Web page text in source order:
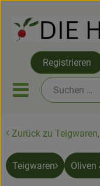
Registrieren
Mobiles
Saatgut ab Juli
Themenwelten
Zurück zu
Teigwaren Oliven